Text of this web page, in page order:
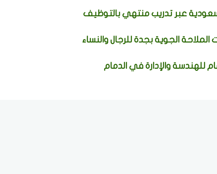
عبر تدريب منتهي بالتوظيف
الجوية بجدة للرجال والنساء
للهندسة والإدارة في الدمام